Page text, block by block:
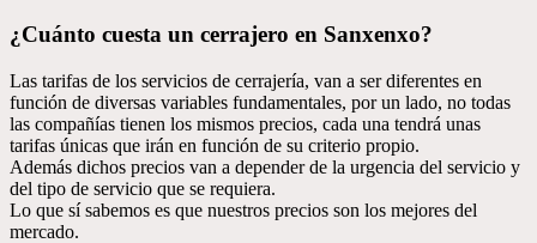
¿Cuánto cuesta un cerrajero en Sanxenxo?
Las tarifas de los servicios de cerrajería, van a ser diferentes en
función de diversas variables fundamentales, por un lado, no todas
las compañías tienen los mismos precios, cada una tendrá unas
tarifas únicas que irán en función de su criterio propio.
Además dichos precios van a depender de la urgencia del servicio y
del tipo de servicio que se requiera.
Lo que sí sabemos es que nuestros precios son los mejores del
mercado.